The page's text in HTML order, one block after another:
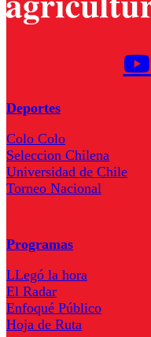
Deportes
Colo Colo
Seleccion Chilena
Universidad de Chile
Torneo Nacional
Programas
LLegó la hora
El Radar
Enfoqué Público
Hoja de Ruta